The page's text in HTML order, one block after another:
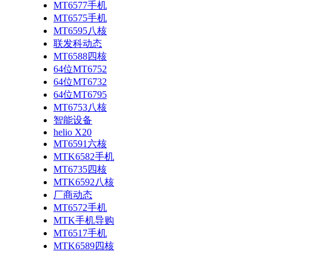
MT6577手机
MT6575手机
MT6595八核
联发科动态
MT6588四核
64位MT6752
64位MT6732
64位MT6795
MT6753八核
智能设备
helio X20
MT6591六核
MTK6582手机
MT6735四核
MTK6592八核
厂商动态
MT6572手机
MTK手机导购
MT6517手机
MTK6589四核